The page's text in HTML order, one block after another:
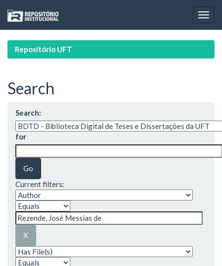
navigation
Repositório UFT
Search
Search:
for
Current filters: